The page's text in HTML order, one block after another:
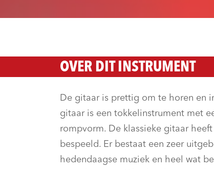
OVER DIT INSTRUMENT
De gitaar is prettig om te horen en
gitaar is een tokkelinstrument met
rompvorm. De klassieke gitaar
bespeeld. Er bestaat een zeer
hedendaagse muziek en heel wat